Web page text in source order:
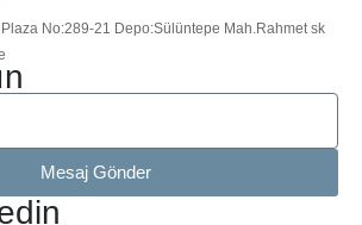
No:289-21 Depo:Sülüntepe Mah.Rahmet sk
Mesaj Gönder